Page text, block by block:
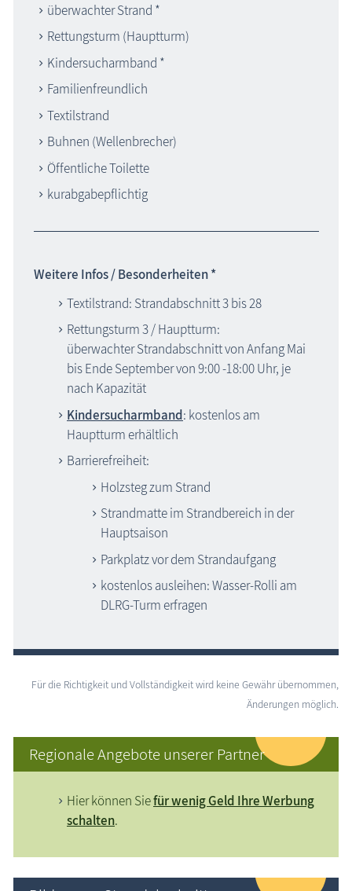
überwachter Strand *
Rettungsturm (Hauptturm)
Kindersucharmband *
Familienfreundlich
Textilstrand
Buhnen (Wellenbrecher)
Öffentliche Toilette
kurabgabepflichtig
Weitere Infos / Besonderheiten *
Textilstrand: Strandabschnitt 3 bis 28
Rettungsturm 3 / Hauptturm:
überwachter Strandabschnitt von Anfang Mai
bis Ende September von 9:00 -18:00 Uhr, je
nach Kapazität
Kindersucharmband: kostenlos am
Hauptturm erhältlich
Barrierefreiheit:
Holzsteg zum Strand
Strandmatte im Strandbereich in der
Hauptsaison
Parkplatz vor dem Strandaufgang
kostenlos ausleihen: Wasser-Rolli am
DLRG-Turm erfragen
Für die Richtigkeit und Vollständigkeit wird keine Gewähr übernommen,
Änderungen möglich.
Regionale Angebote unserer Partner
Hier können Siefür wenig Geld Ihre Werbung
schalten.